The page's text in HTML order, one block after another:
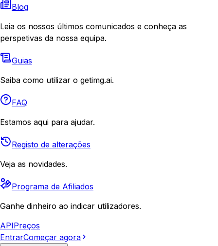
Blog
Leia os nossos últimos comunicados e conheça as
perspetivas da nossa equipa.
Guias
Saiba como utilizar o getimg.ai.
FAQ
Estamos aqui para ajudar.
Registo de alterações
Veja as novidades.
Programa de Afiliados
Ganhe dinheiro ao indicar utilizadores.
APIPreços
EntrarComeçar agora